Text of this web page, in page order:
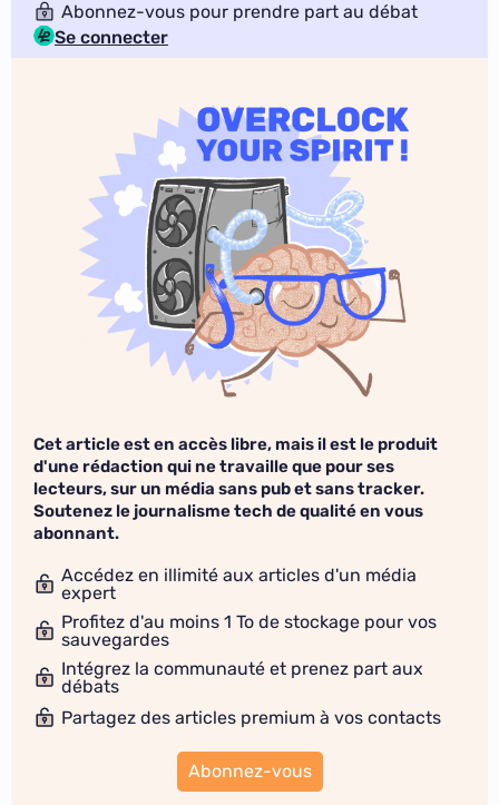
Abonnez-vous pour prendre part au débat
Se connecter
Cet article est en accès libre, mais il est le produit
d'une rédaction qui ne travaille que pour ses
lecteurs, sur un média sans pub et sans tracker.
Soutenez le journalisme tech de qualité en vous
abonnant.
Accédez en illimité aux articles d'un média
expert
Profitez d'au moins 1 To de stockage pour vos
sauvegardes
Intégrez la communauté et prenez part aux
débats
Partagez des articles premium à vos contacts
Abonnez-vous